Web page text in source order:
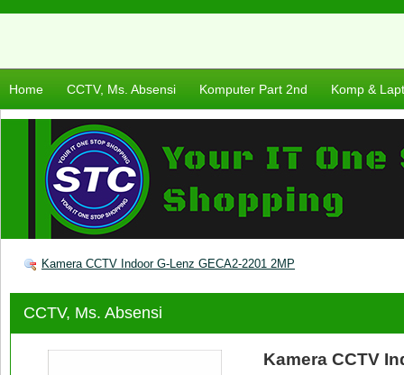
Home CCTV, Ms. Absensi Komputer Part 2nd Komp &
Kamera CCTV Indoor G-Lenz GECA2-2201 2MP
CCTV, Ms. Absensi
Kamera CCTV